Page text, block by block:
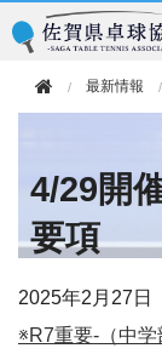
最新情報
4/29開
要項
2025年2月27日
※R7重要-（中